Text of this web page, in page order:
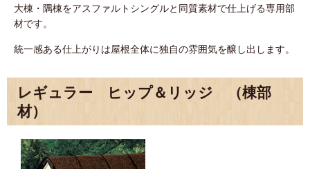
大棟・隅棟をアスファルトシングルと同質素材で仕上げる専用部
材です。
統一感ある仕上がりは屋根全体に独自の雰囲気を醸し出します。
レギュラー ヒップ＆リッジ （棟部
材）